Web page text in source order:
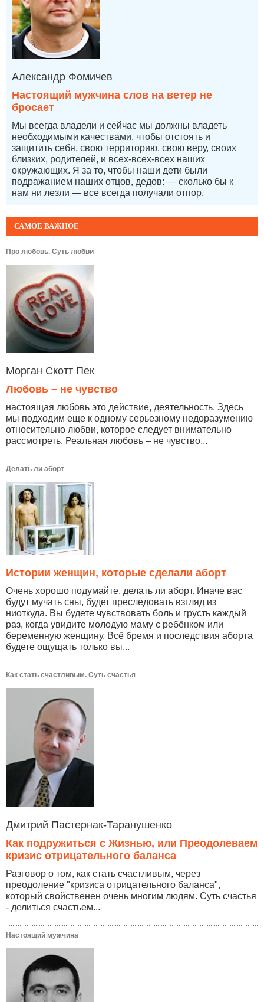
САМОЕ ВАЖНОЕ
Про любовь. Суть любви
Морган Скотт Пек
Любовь – не чувство
настоящая любовь это действие, деятельность. Здесь
мы подходим еще к одному серьезному недоразумению
относительно любви, которое следует внимательно
рассмотреть. Реальная любовь – не чувство...
Делать ли аборт
Истории женщин, которые сделали аборт
Очень хорошо подумайте, делать ли аборт. Иначе вас
будут мучать сны, будет преследовать взгляд из
ниоткуда. Вы будете чувствовать боль и грусть каждый
раз, когда увидите молодую маму с ребёнком или
беременную женщину. Всё бремя и последствия аборта
будете ощущать только вы...
Как стать счастливым. Суть счастья
Дмитрий Пастернак-Таранушенко
Как подружиться с Жизнью, или Преодолеваем
кризис отрицательного баланса
Разговор о том, как стать счастливым, через
преодоление "кризиса отрицательного баланса",
который свойственен очень многим людям. Суть счастья
- делиться счастьем...
Настоящий мужчина
Александр Фомичев
Настоящий мужчина слов на ветер не
бросает
Мы всегда владели и сейчас мы должны владеть
необходимыми качествами, чтобы отстоять и
защитить себя, свою территорию, свою веру, своих
близких, родителей, и всех-всех-всех наших
окружающих. Я за то, чтобы наши дети были
подражанием наших отцов, дедов: — сколько бы к
нам ни лезли — все всегда получали отпор.